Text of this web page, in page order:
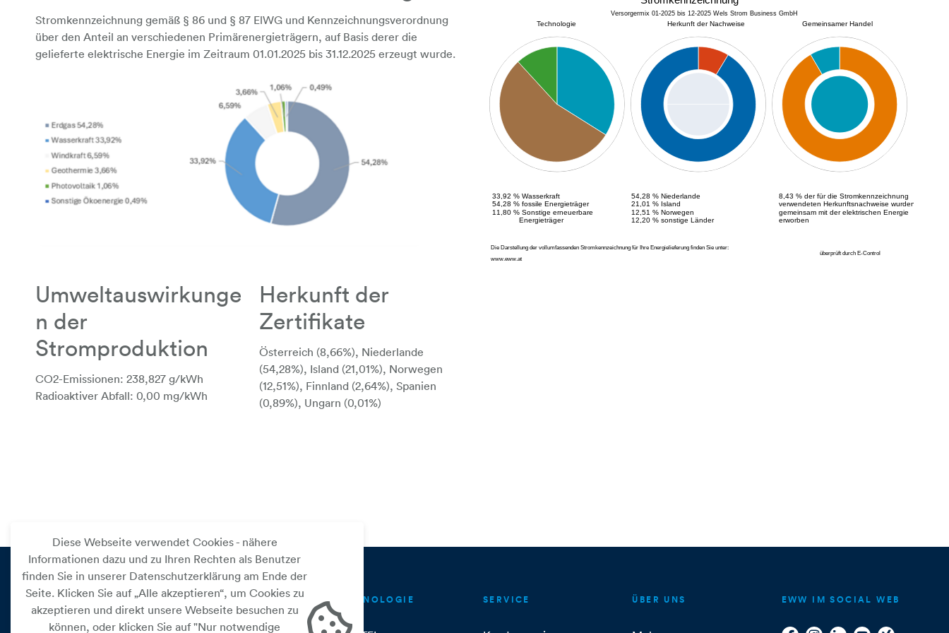
Stromkennzeichnung gemäß § 86 und § 87 ElWG und Kennzeichnungsverordnung
über den Anteil an verschiedenen Primärenergieträgern, auf Basis derer die
gelieferte elektrische Energie im Zeitraum 01.01.2025 bis 31.12.2025 erzeugt wurde.
Umweltauswirkunge
n der
Stromproduktion
CO2-Emissionen: 238,827 g/kWh
Radioaktiver Abfall: 0,00 mg/kWh
Herkunft der
Zertifikate
Österreich (8,66%), Niederlande
(54,28%), Island (21,01%), Norwegen
(12,51%), Finnland (2,64%), Spanien
(0,89%), Ungarn (0,01%)
ENERGIE TECHNOLOGIE SERVICE ÜBER UNS EWW IM SOCIAL WEB
Diese Webseite verwendet Cookies - nähere
Informationen dazu und zu Ihren Rechten als Benutzer
finden Sie in unserer Datenschutzerklärung am Ende der
Seite. Klicken Sie auf „Alle akzeptieren“, um Cookies zu
akzeptieren und direkt unsere Webseite besuchen zu
können, oder klicken Sie auf "Nur notwendige